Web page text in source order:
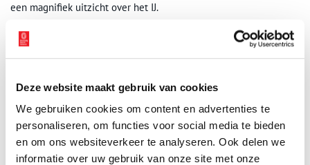
Deze website maakt gebruik van cookies
We gebruiken cookies om content en advertenties te
personaliseren, om functies voor social media te bieden
en om ons websiteverkeer te analyseren. Ook delen we
informatie over uw gebruik van onze site met onze
een magnifiek uitzicht over het IJ.